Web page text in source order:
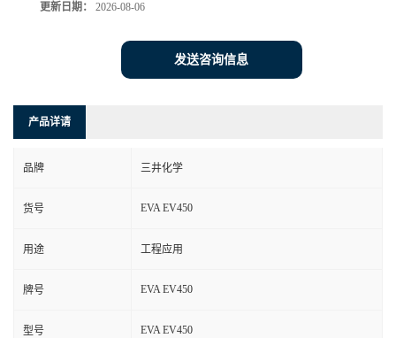
更新日期： 2026-08-06
发送咨询信息
产品详请
品牌 三井化学
货号 EVA EV450
用途 工程应用
牌号 EVA EV450
型号 EVA EV450